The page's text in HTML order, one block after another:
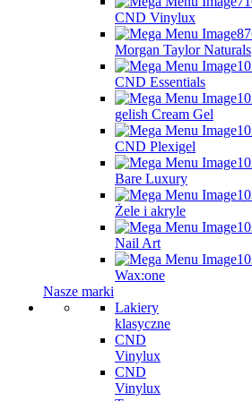
CND Vinylux
Morgan Taylor Naturals
CND Essentials
gelish Cream Gel
CND Plexigel
Bare Luxury
Żele i akryle
Nail Art
Wax:one
Nasze marki
Lakiery
klasyczne
CND
Vinylux
CND
Vinylux